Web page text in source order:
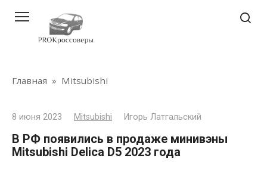
контенту
Главная » Mitsubishi
8 июня 2023 Mitsubishi Игорь Латгальский
В РФ появились в продаже минивэны
Mitsubishi Delica D5 2023 года